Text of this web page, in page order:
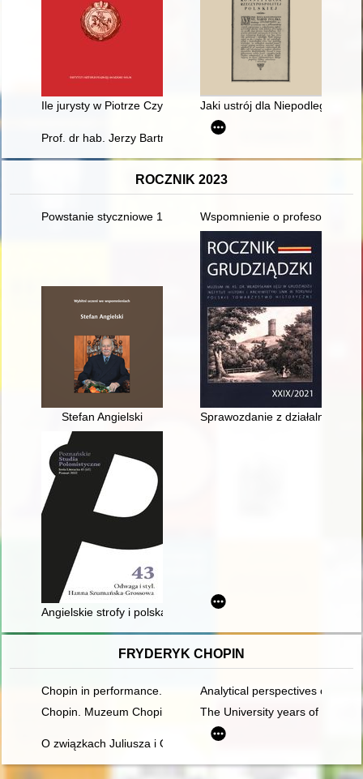
Ile jurysty w Piotrze Czyżewskim? : uwagi o prawie rzymskim
Jaki ustrój dla Niepodległej?
Prof. dr hab. Jerzy Bartmiński
ROCZNIK 2023
Powstanie styczniowe 1863-1864Wspomnienie o profesorze
Stefan Angielski Sprawozdanie z działalności
Angielskie strofy i polska lutnia : o przekładach "Melodii
FRYDERYK CHOPIN
Chopin in performance. History, theory, practice
Analytical perspectives on the
Chopin. Muzeum Chopina. Chopin Museum
The University years of
O związkach Juliusza i Oskara Kolbergów z Fryderykiem